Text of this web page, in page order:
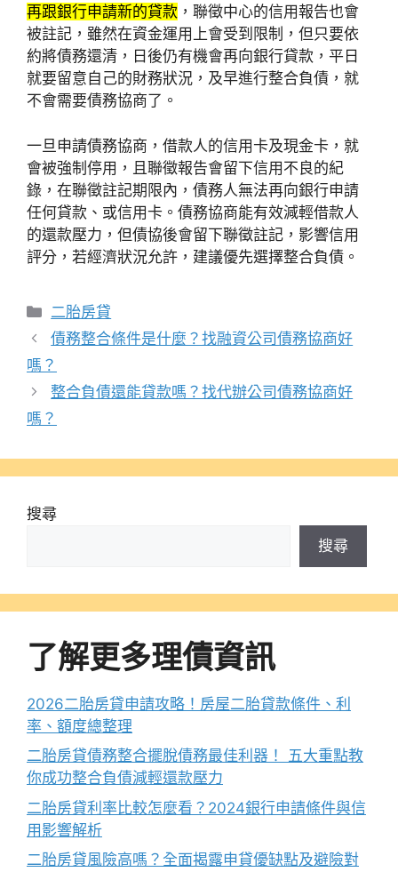
再跟銀行申請新的貸款 ，聯徵中心的信用報告也會
被註記，雖然在資金運用上會受到限制，但只要依
約將債務還清，日後仍有機會再向銀行貸款，平日
就要留意自己的財務狀況，及早進行整合負債，就
不會需要債務協商了。
一旦申請債務協商，借款人的信用卡及現金卡，就
會被強制停用，且聯徵報告會留下信用不良的紀
錄，在聯徵註記期限內，債務人無法再向銀行申請
任何貸款、或信用卡。債務協商能有效減輕借款人
的還款壓力，但債協後會留下聯徵註記，影響信用
評分，若經濟狀況允許，建議優先選擇整合負債。
分
類
二胎房貸
債務整合條件是什麼？找融資公司債務協商好
嗎？
整合負債還能貸款嗎？找代辦公司債務協商好
嗎？
搜尋
搜尋
了解更多理債資訊
2026二胎房貸申請攻略！房屋二胎貸款條件、利
率、額度總整理
二胎房貸債務整合擺脫債務最佳利器！ 五大重點教
你成功整合負債減輕還款壓力
二胎房貸利率比較怎麼看？2024銀行申請條件與信
用影響解析
二胎房貸風險高嗎？全面揭露申貸優缺點及避險對